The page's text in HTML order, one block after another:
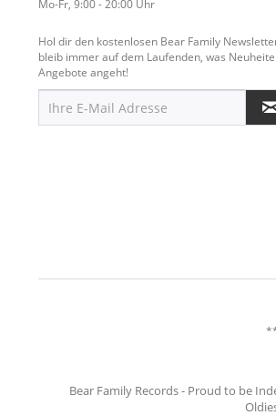
Mo-Fr, 9:00 - 20:00 Uhr
Hol dir den kostenlosen Bear Family
bleib immer auf dem Laufenden, was
Angebote angeht!
Bear Family Records - Proud to be